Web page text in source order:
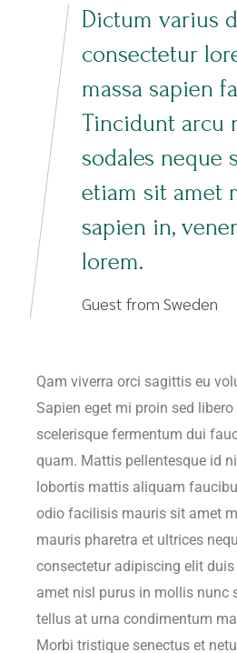
Dictum varius
consectetur
massa sapien
Tincidunt arcu
sodales neque
etiam sit amet
sapien in,
lorem.
Guest from Sweden
Qam viverra orci sagittis eu
Sapien eget mi proin sed
scelerisque fermentum dui
quam. Mattis pellentesque id
lobortis mattis aliquam
odio facilisis mauris sit amet
mauris pharetra et ultrices
consectetur adipiscing elit
amet nisl purus in mollis nunc
tellus at urna condimentum
Morbi tristique senectus et